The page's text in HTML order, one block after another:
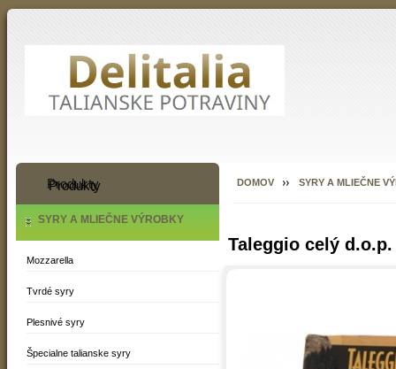
Produkty
SYRY A MLIEČNE VÝROBKY
Mozzarella
Tvrdé syry
Plesnivé syry
Špecialne talianske syry
DOMOV SYRY A MLIEČNE
Taleggio celý